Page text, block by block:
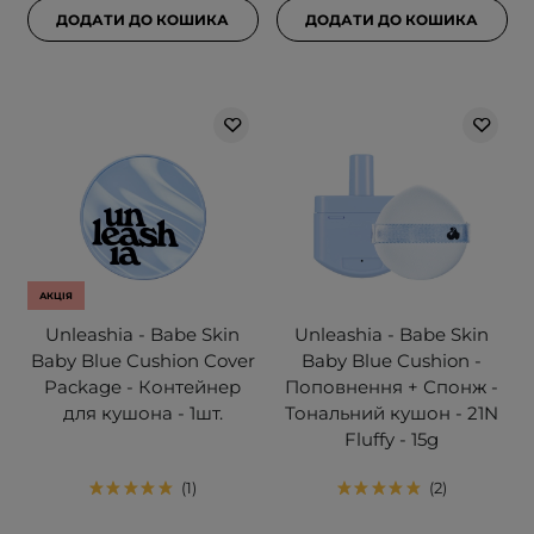
ДОДАТИ ДО КОШИКА ДОДАТИ ДО КОШИКА
АКЦІЯ
Unleashia - Babe Skin
Baby Blue Cushion Cover
Package - Контейнер
для кушона - 1шт.
1
Unleashia - Babe Skin
Baby Blue Cushion -
Поповнення + Спонж -
Тональний кушон - 21N
Fluffy - 15g
2